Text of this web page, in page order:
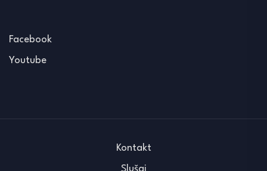
Facebook
Youtube
Kontakt